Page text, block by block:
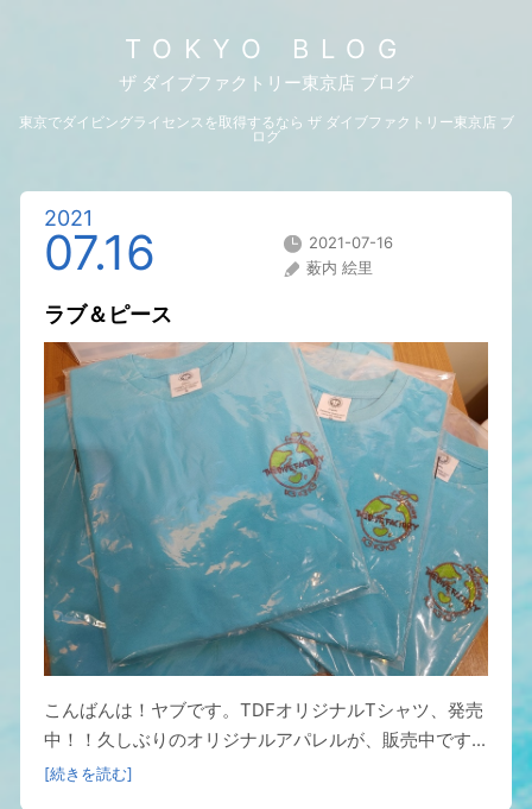
TOKYO BLOG
ザ ダイブファクトリー東京店 ブログ
東京でダイビングライセンスを取得するなら ザ ダイブファクトリー東京店 ブ
ログ
2021
07.16
2021-07-16
薮内 絵里
ラブ＆ピース
こんばんは！ヤブです。TDFオリジナルTシャツ、発売
中！！久しぶりのオリジナルアパレルが、販売中です...
[続きを読む]